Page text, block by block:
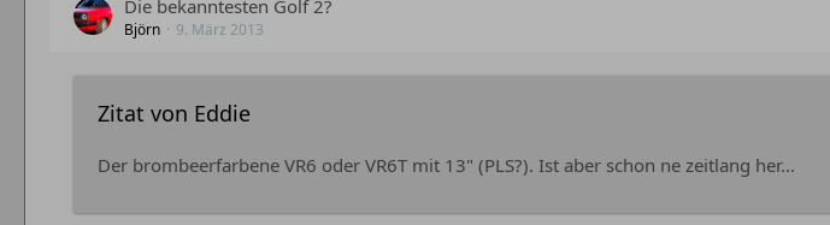
Die bekanntesten Golf 2?
Björn 9. März 2013
Zitat von Eddie
Der brombeerfarbene VR6 oder VR6T mit 13" (PLS?). Ist aber schon ne zeitlang her...